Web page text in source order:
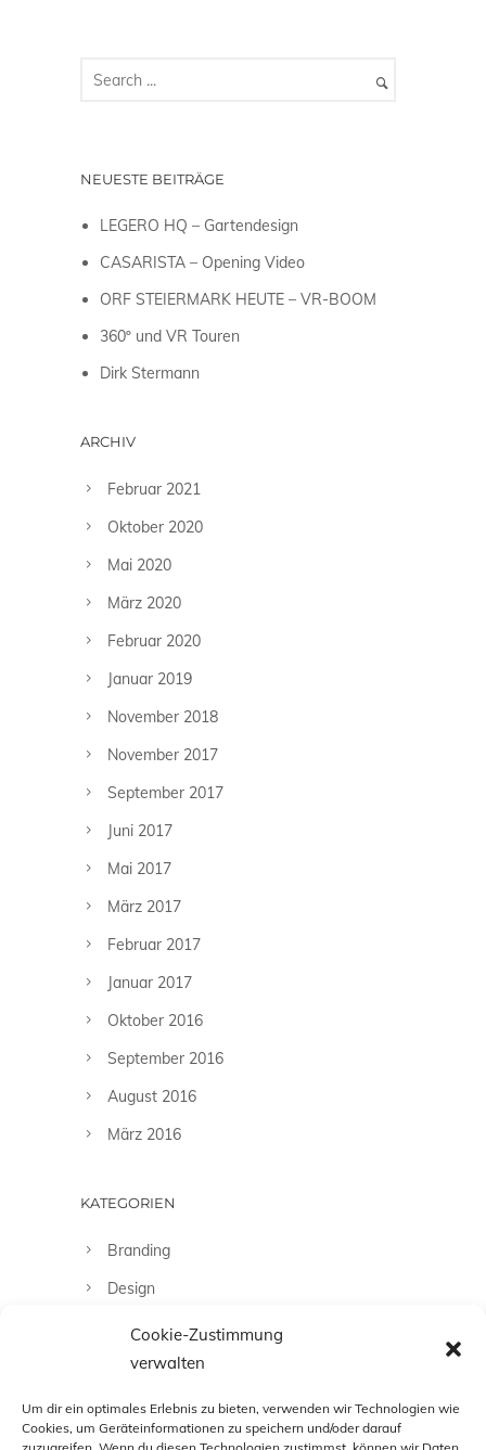
Cookie-Zustimmung
verwalten
Um dir ein optimales Erlebnis zu bieten, verwenden wir Technologien wie
Cookies, um Geräteinformationen zu speichern und/oder darauf
NEUESTE BEITRÄGE
LEGERO HQ – Gartendesign
CASARISTA – Opening Video
ORF STEIERMARK HEUTE – VR-BOOM
360º und VR Touren
Dirk Stermann
ARCHIV
Februar 2021
Oktober 2020
Mai 2020
März 2020
Februar 2020
Januar 2019
November 2018
November 2017
September 2017
Juni 2017
Mai 2017
März 2017
Februar 2017
Januar 2017
Oktober 2016
September 2016
August 2016
März 2016
KATEGORIEN
Branding
Design
Fashion
Fotografie
Uncategorized